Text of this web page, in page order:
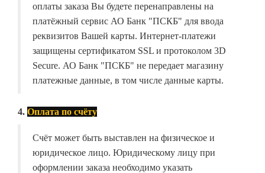
оплаты заказа Вы будете перенаправлены на
платёжный сервис АО Банк "ПСКБ" для ввода
реквизитов Вашей карты. Интернет-платежи
защищены сертификатом SSL и протоколом 3D
Secure. АО Банк "ПСКБ" не передает магазину
платежные данные, в том числе данные карты.
4. Оплата по счёту
Счёт может быть выставлен на физическое и
юридическое лицо. Юридическому лицу при
оформлении заказа необходимо указать